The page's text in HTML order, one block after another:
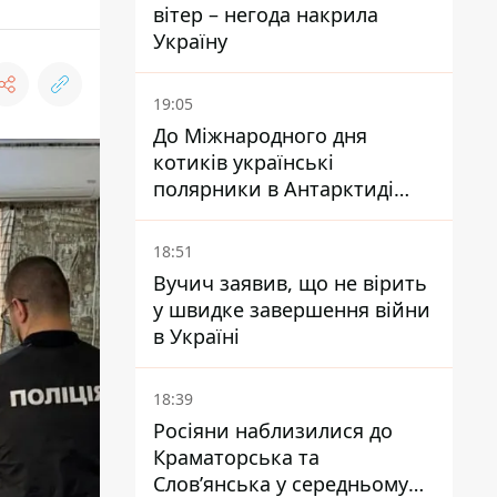
вітер – негода накрила
Україну
19:05
До Міжнародного дня
котиків українські
полярники в Антарктиді
показали своїх
18:51
Вучич заявив, що не вірить
у швидке завершення війни
в Україні
18:39
Росіяни наблизилися до
Краматорська та
Слов’янська у середньому